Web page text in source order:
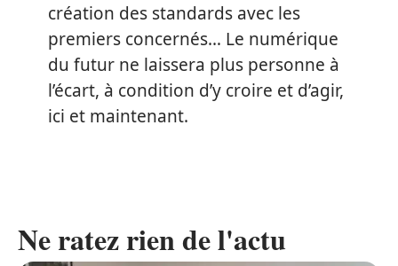
création des standards avec les
premiers concernés… Le numérique
du futur ne laissera plus personne à
l’écart, à condition d’y croire et d’agir,
ici et maintenant.
Ne ratez rien de l'actu